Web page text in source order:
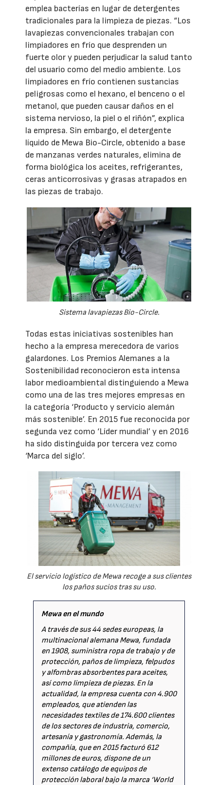
emplea bacterías en lugar de detergentes
tradicionales para la limpieza de piezas. “Los
lavapiezas convencionales trabajan con
limpiadores en frío que desprenden un
fuerte olor y pueden perjudicar la salud tanto
del usuario como del medio ambiente. Los
limpiadores en frío contienen sustancias
peligrosas como el hexano, el benceno o el
metanol, que pueden causar daños en el
sistema nervioso, la piel o el riñón”, explica
la empresa. Sin embargo, el detergente
líquido de Mewa Bio-Circle, obtenido a base
de manzanas verdes naturales, elimina de
forma biológica los aceites, refrigerantes,
ceras anticorrosivas y grasas atrapados en
las piezas de trabajo.
Sistema lavapiezas Bio-Circle.
Todas estas iniciativas sostenibles han
hecho a la empresa merecedora de varios
galardones. Los Premios Alemanes a la
Sostenibilidad reconocieron esta intensa
labor medioambiental distinguiendo a Mewa
como una de las tres mejores empresas en
la categoría ‘Producto y servicio alemán
más sostenible’. En 2015 fue reconocida por
segunda vez como ‘Líder mundial’ y en 2016
ha sido distinguida por tercera vez como
‘Marca del siglo’.
El servicio logístico de Mewa recoge a sus clientes
los paños sucios tras su uso.
Mewa en el mundo
A través de sus 44 sedes europeas, la
multinacional alemana Mewa, fundada
en 1908, suministra ropa de trabajo y de
protección, paños de limpieza, felpudos
y alfombras absorbentes para aceites,
así como limpieza de piezas. En la
actualidad, la empresa cuenta con 4.900
empleados, que atienden las
necesidades textiles de 174.600 clientes
de los sectores de industria, comercio,
artesanía y gastronomía. Además, la
compañía, que en 2015 facturó 612
millones de euros, dispone de un
extenso catálogo de equipos de
protección laboral bajo la marca ‘World